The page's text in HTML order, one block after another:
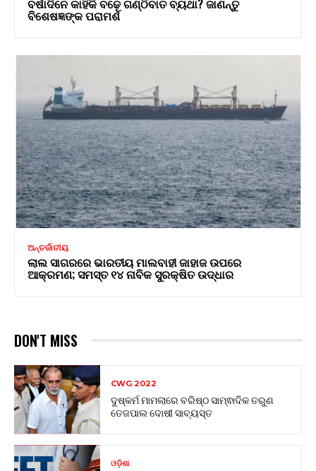
ବର୍ଷାଦିନେ କାହିଁକି ବଢ଼େ ଗଣ୍ଠିବାତ ବ୍ୟଥା? ଜାଣନ୍ତୁ
ବିଶେଷଜ୍ଞଙ୍କ ପରାମର୍ଶ
ଅନ୍ତର୍ଜାତୀୟ
ଲାଲ ସାଗରରେ ଭାରତୀୟ ମାଲବାହୀ ଜାହାଜ ଉପରେ
ଆକ୍ରମଣ; ସମସ୍ତ ୧୪ ନାବିକ ସୁରକ୍ଷିତ ଉଦ୍ଧାର
DON'T MISS
CWG 2022
ଦୁଷ୍କର୍ମ ମାମଲାରେ ବରିଷ୍ଠ ସାମ୍ଵାଦିକ ତରୁଣ
ତେଜପାଲ ଦୋଷୀ ସାବ୍ୟସ୍ତ
ଓଡ଼ିଶା